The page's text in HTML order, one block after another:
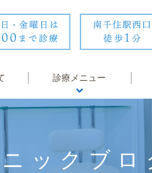
セス
診療メニュー
内科
婦人科
ックブロ